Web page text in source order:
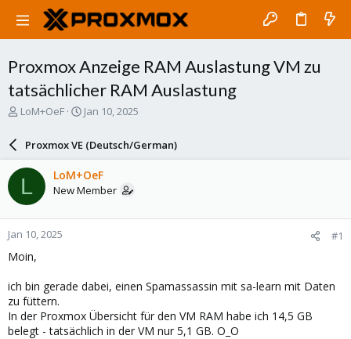
Proxmox Anzeige RAM Auslastung VM zu
tatsächlicher RAM Auslastung
T
a
d
s
t
a
r
t
e
LoM+OeF
S
a
r
d
a
e
Jan 10, 2025
Proxmox VE (Deutsch/German)
L LoM+OeF
New Member
Jan 10, 2025 #1
Moin,
ich bin gerade dabei, einen Spamassassin mit sa-learn mit Daten
zu füttern.
In der Proxmox Übersicht für den VM RAM habe ich 14,5 GB
belegt - tatsächlich in der VM nur 5,1 GB. O_O